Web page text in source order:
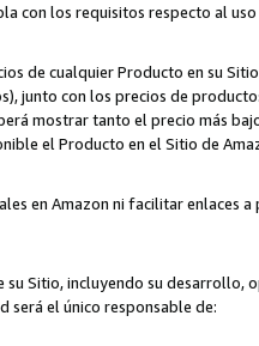
con los requisitos respecto al uso
de cualquier Producto en su
junto con los precios de
mostrar tanto el precio más
el Producto en el Sitio de
en Amazon ni facilitar enlaces
su Sitio, incluyendo su
será el único responsable de: